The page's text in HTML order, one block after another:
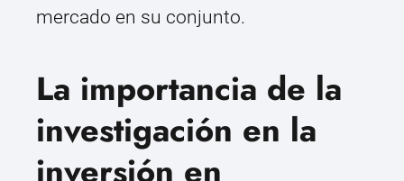
mercado en su conjunto.
La importancia de la
investigación en la